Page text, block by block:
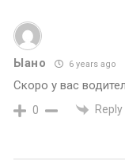
Ыано 6 years ago
Скоро у вас
0 Reply